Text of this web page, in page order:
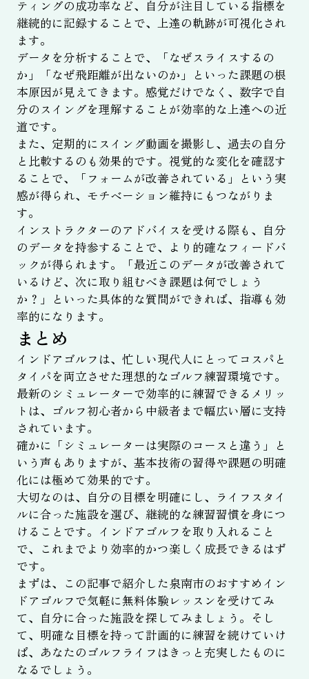
ティングの成功率など、自分が注目している指標を
継続的に記録することで、上達の軌跡が可視化され
ます。
データを分析することで、「なぜスライスするの
か」「なぜ飛距離が出ないのか」といった課題の根
本原因が見えてきます。感覚だけでなく、数字で自
分のスイングを理解することが効率的な上達への近
道です。
また、定期的にスイング動画を撮影し、過去の自分
と比較するのも効果的です。視覚的な変化を確認す
ることで、「フォームが改善されている」という実
感が得られ、モチベーション維持にもつながりま
す。
インストラクターのアドバイスを受ける際も、自分
のデータを持参することで、より的確なフィードバ
ックが得られます。「最近このデータが改善されて
いるけど、次に取り組むべき課題は何でしょう
か？」といった具体的な質問ができれば、指導も効
率的になります。
まとめ
インドアゴルフは、忙しい現代人にとってコスパと
タイパを両立させた理想的なゴルフ練習環境です。
最新のシミュレーターで効率的に練習できるメリッ
トは、ゴルフ初心者から中級者まで幅広い層に支持
されています。
確かに「シミュレーターは実際のコースと違う」と
いう声もありますが、基本技術の習得や課題の明確
化には極めて効果的です。
大切なのは、自分の目標を明確にし、ライフスタイ
ルに合った施設を選び、継続的な練習習慣を身につ
けることです。インドアゴルフを取り入れること
で、これまでより効率的かつ楽しく成長できるはず
です。
まずは、この記事で紹介した泉南市のおすすめイン
ドアゴルフで気軽に無料体験レッスンを受けてみ
て、自分に合った施設を探してみましょう。そし
て、明確な目標を持って計画的に練習を続けていけ
ば、あなたのゴルフライフはきっと充実したものに
なるでしょう。